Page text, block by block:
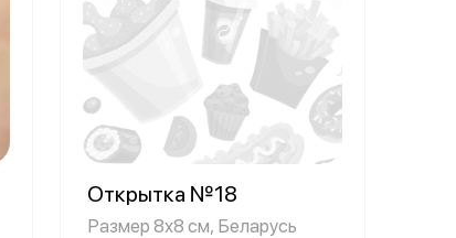
Открытка №18
Размер 8х8 см, Беларусь